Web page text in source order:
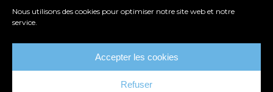
Nous utilisons des cookies pour optimiser notre site web et notre
service.
Accepter les cookies
Refuser